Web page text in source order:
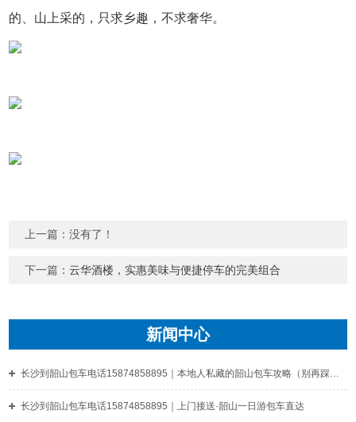
的、山上采的，只求乡趣，不求奢华。
上一篇：没有了！
下一篇：云华酒楼，实惠美味与便捷停车的完美组合
新闻中心
长沙到韶山包车电话15874858895｜本地人私藏的韶山包车攻略（别再踩坑了）
长沙到韶山包车电话15874858895｜上门接送·韶山一日游包车直达